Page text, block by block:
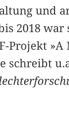
und
2018 war
Projekt »A
schreibt